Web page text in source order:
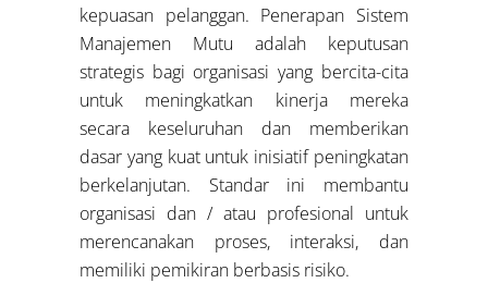
kepuasan pelanggan. Penerapan Sistem
Manajemen Mutu adalah keputusan
strategis bagi organisasi yang bercita-cita
untuk meningkatkan kinerja mereka
secara keseluruhan dan memberikan
dasar yang kuat untuk inisiatif peningkatan
berkelanjutan. Standar ini membantu
organisasi dan / atau profesional untuk
merencanakan proses, interaksi, dan
memiliki pemikiran berbasis risiko.